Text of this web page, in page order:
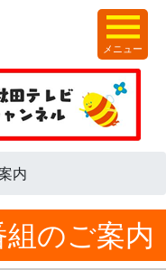
メニュー
内
のご案内